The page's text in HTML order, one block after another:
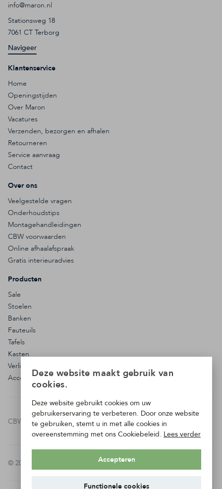
info@maron.nl
Stationsweg 18
7061 CT Terborg
Navigeer
Klantenservice
Home
Openingstijden
Over Maron
Vacatures
Verzenden, bezorgen en afhalen
Retourneren
Service aanvraag
Contact
Over ons
Veelgestelde vragen
Onderhoudstips
Montagehandleidingen
CBW voorwaarden
Online afhaalafspraak
Gratis interieuradvies
Producten
Sale
Stoelen
Banken
Fauteuils
Tafels
Kasten
Verlichting
Accessoires
CBW-erkend bedrijf:
© 2026 - Maron Meubels & Keukens
Deze website maakt gebruik van
cookies.
Deze website gebruikt cookies om uw
gebruikerservaring te verbeteren. Door onze website
te gebruiken, stemt u in met alle cookies in
overeenstemming met ons Cookiebeleid. Lees verder
Accepteren
Functionele cookies